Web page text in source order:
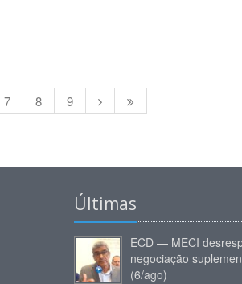
7 8 9
Últimas
ECD — MECI
negociação
(6/ago)